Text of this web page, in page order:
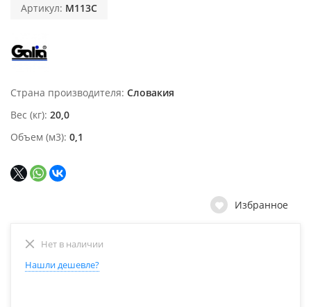
Артикул: M113C
Страна производителя Словакия
Вес (кг) 20,0
Объем (м3) 0,1
Избранное
Нет в наличии
Нашли дешевле?